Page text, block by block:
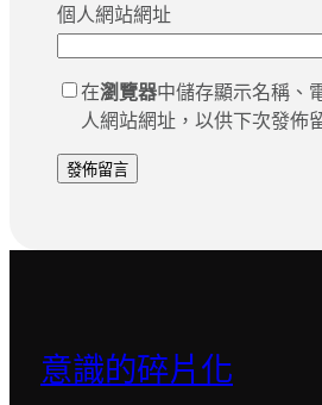
個人網站網址
在瀏覽器中儲存顯示名稱、
人網站網址，以供下次發佈
意識的碎片化